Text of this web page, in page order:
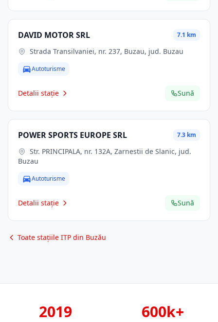
DAVID MOTOR SRL 7.1 km
Strada Transilvaniei, nr. 237, Buzau, jud. Buzau
Autoturisme
Detalii stație Sună
POWER SPORTS EUROPE SRL 7.3 km
Buzau
Autoturisme
Detalii stație Sună
Toate stațiile ITP din Buzău
2019 600k+